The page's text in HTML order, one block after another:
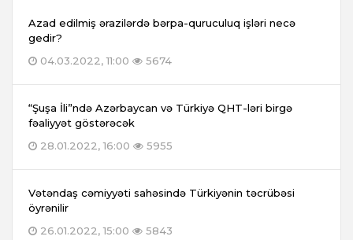
Azad edilmiş ərazilərdə bərpa-quruculuq işləri necə
gedir?
04.03.2022, 11:00
5674
“Şuşa İli”ndə Azərbaycan və Türkiyə QHT-ləri birgə
fəaliyyət göstərəcək
28.01.2022, 16:00
5955
Vətəndaş cəmiyyəti sahəsində Türkiyənin təcrübəsi
öyrənilir
26.01.2022, 15:00
5843